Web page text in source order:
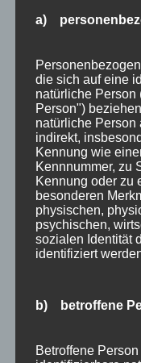
Kommentar
Suchen
nach:
Neueste Beiträge
Veranstaltungen
Public Viewing
Oberstdorf im
im Allgäu
Extra Rabatt im
Traveller Review
Blog Archiv
Blog
Allgäu
Allgemein
a)
die sich auf eine
natürliche Person
Person")
natürliche Person
indirekt,
Kennung wie
Kennnummer, zu
Kennung oder zu
besonderen
physischen,
psychischen,
sozialen Identität
identifiziert
b) betroffene
Betroffene